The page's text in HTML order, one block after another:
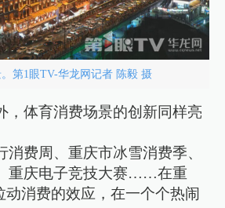
第1眼TV-华龙网记者 陈毅 摄
，体育消费场景的创新同样亮
消费周、重庆市冰雪消费季、
重庆电子竞技大赛……在重
动消费的效应，在一个个热闹